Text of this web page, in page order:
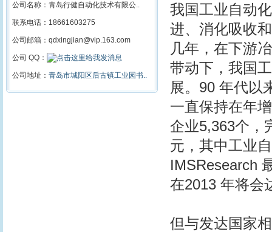
公司名称：青岛行健自动化技术有限公..
联系电话：18661603275
公司邮箱：qdxingjian@vip.163.com
公司 QQ：
公司地址： 青岛市城阳区后古镇工业园书..
我国工业自动
进、消化吸收
几年，在下游
带动下，我国
展。90 年代以
一直保持在年
企业5,363个，
元，其中工业
IMSResearch
在2013 年将会
但与发达国家